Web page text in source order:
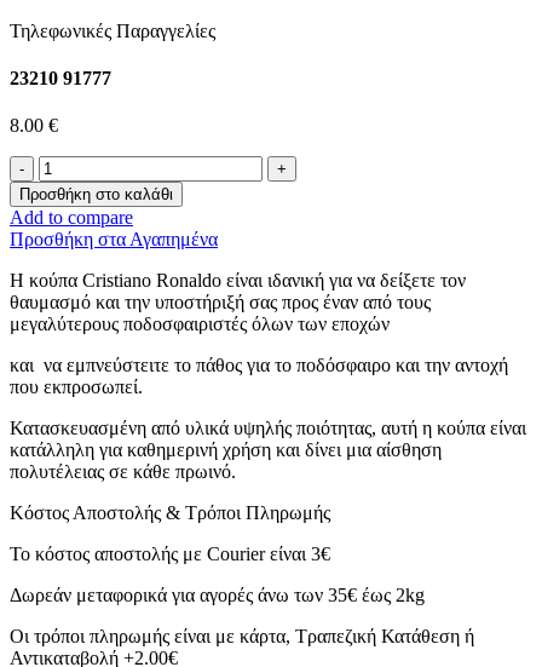
Τηλεφωνικές Παραγγελίες
23210 91777
8.00 €
Κούπα
-
Cristiano
Ronaldo
ποσότητα
Προσθήκη στο καλάθι
Add to compare
Προσθήκη στα Αγαπημένα
Η κούπα Cristiano Ronaldo είναι ιδανική για να δείξετε τον
θαυμασμό και την υποστήριξή σας προς έναν από τους
μεγαλύτερους ποδοσφαιριστές όλων των εποχών
και να εμπνεύστειτε το πάθος για το ποδόσφαιρο και την αντοχή
που εκπροσωπεί.
Κατασκευασμένη από υλικά υψηλής ποιότητας, αυτή η κούπα είναι
κατάλληλη για καθημερινή χρήση και δίνει μια αίσθηση
πολυτέλειας σε κάθε πρωινό.
Κόστος Αποστολής & Τρόποι Πληρωμής
Το κόστος αποστολής με Courier είναι 3€
Δωρεάν μεταφορικά για αγορές άνω των 35€ έως 2kg
Οι τρόποι πληρωμής είναι με κάρτα, Τραπεζική Κατάθεση ή
Αντικαταβολή +2.00€